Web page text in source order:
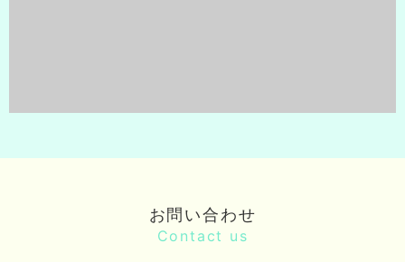
お問い合わせ
Contact us